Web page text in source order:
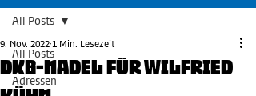
All Posts
Adressen
All Posts
DKB-Nadel für Wilfried
9. Nov. 2022 1 Min. Lesezeit